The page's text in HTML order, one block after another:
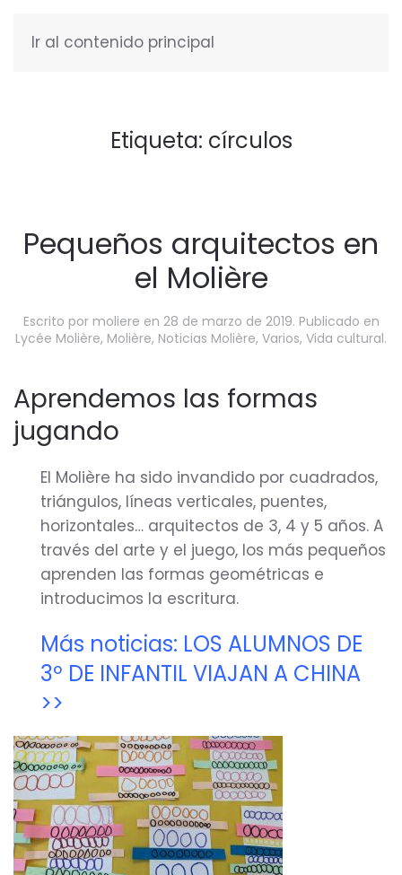
Ir al contenido principal
Etiqueta: círculos
Pequeños arquitectos en
el Molière
Escrito por moliere en 28 de marzo de 2019. Publicado en
Lycée Molière, Molière, Noticias Molière, Varios, Vida cultural.
Aprendemos las formas
jugando
El Molière ha sido invandido por cuadrados,
triángulos, líneas verticales, puentes,
horizontales… arquitectos de 3, 4 y 5 años. A
través del arte y el juego, los más pequeños
aprenden las formas geométricas e
introducimos la escritura.
Más noticias: LOS ALUMNOS DE
3º DE INFANTIL VIAJAN A CHINA
>>